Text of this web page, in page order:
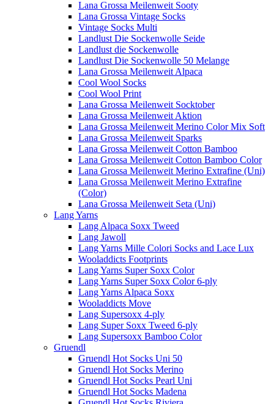
Lana Grossa Meilenweit Sooty
Lana Grossa Vintage Socks
Vintage Socks Multi
Landlust Die Sockenwolle Seide
Landlust die Sockenwolle
Landlust Die Sockenwolle 50 Melange
Lana Grossa Meilenweit Alpaca
Cool Wool Socks
Cool Wool Print
Lana Grossa Meilenweit Socktober
Lana Grossa Meilenweit Aktion
Lana Grossa Meilenweit Merino Color Mix Soft
Lana Grossa Meilenweit Sparks
Lana Grossa Meilenweit Cotton Bamboo
Lana Grossa Meilenweit Cotton Bamboo Color
Lana Grossa Meilenweit Merino Extrafine (Uni)
Lana Grossa Meilenweit Merino Extrafine
(Color)
Lana Grossa Meilenweit Seta (Uni)
Lang Yarns
Lang Alpaca Soxx Tweed
Lang Jawoll
Lang Yarns Mille Colori Socks and Lace Lux
Wooladdicts Footprints
Lang Yarns Super Soxx Color
Lang Yarns Super Soxx Color 6-ply
Lang Yarns Alpaca Soxx
Wooladdicts Move
Lang Supersoxx 4-ply
Lang Super Soxx Tweed 6-ply
Lang Supersoxx Bamboo Color
Gruendl
Gruendl Hot Socks Uni 50
Gruendl Hot Socks Merino
Gruendl Hot Socks Pearl Uni
Gruendl Hot Socks Madena